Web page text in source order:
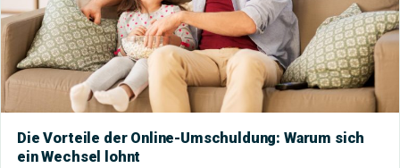
Die Vorteile der Online-Umschuldung: Warum sich
ein Wechsel lohnt